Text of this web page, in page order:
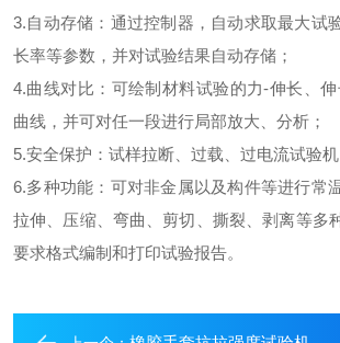
3.自动存储：通过控制器，自动求取最大试
长率等参数，并对试验结果自动存储；
4.曲线对比：可绘制材料试验的力-伸长、
曲线，并可对任一段进行局部放大、分析；
5.安全保护：试样拉断、过载、过电流试验机
6.多种功能：可对非金属以及构件等进行常
拉伸、压缩、弯曲、剪切、撕裂、剥离等多
要求格式编制和打印试验报告。